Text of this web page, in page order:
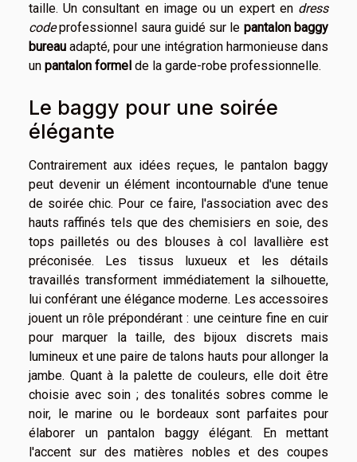
taille. Un consultant en image ou un expert en dress
codeprofessionnel saura guidé sur le pantalon baggy
bureau adapté, pour une intégration harmonieuse dans
un pantalon formel de la garde-robe professionnelle.
Le baggy pour une soirée
élégante
Contrairement aux idées reçues, le pantalon baggy
peut devenir un élément incontournable d'une tenue
de soirée chic. Pour ce faire, l'association avec des
hauts raffinés tels que des chemisiers en soie, des
tops pailletés ou des blouses à col lavallière est
préconisée. Les tissus luxueux et les détails
travaillés transforment immédiatement la silhouette,
lui conférant une élégance moderne. Les accessoires
jouent un rôle prépondérant : une ceinture fine en cuir
pour marquer la taille, des bijoux discrets mais
lumineux et une paire de talons hauts pour allonger la
jambe. Quant à la palette de couleurs, elle doit être
choisie avec soin ; des tonalités sobres comme le
noir, le marine ou le bordeaux sont parfaites pour
élaborer un pantalon baggy élégant. En mettant
l'accent sur des matières nobles et des coupes